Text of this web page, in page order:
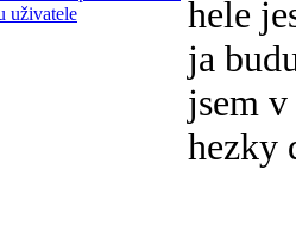
hele
ja
jsem v
hezky